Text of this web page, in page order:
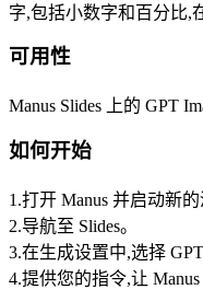
字,包括小数字和百分比,
可用性
Manus Slides 上的 GPT
如何开始
1 .打开 Manus 并启动新
2.导航至 Slides。
3.在生成设置中,选择
4.提供您的指令,让